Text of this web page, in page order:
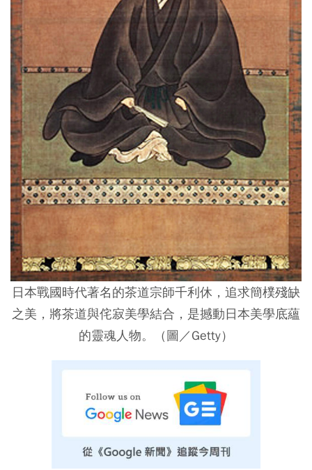
日本戰國時代著名的茶道宗師千利休，追求簡樸殘缺
之美，將茶道與侘寂美學結合，是撼動日本美學底蘊
的靈魂人物。（圖／Getty）